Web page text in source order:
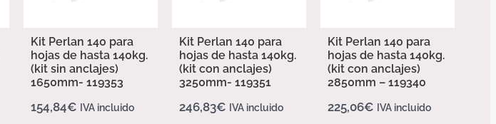
Kit Perlan 140 para
hojas de hasta 140kg.
(kit sin anclajes)
1650mm- 119353
154,84€ IVA incluido
Kit Perlan 140 para
hojas de hasta 140kg.
(kit con anclajes)
3250mm- 119351
246,83€ IVA incluido
Kit Perlan 140 para
hojas de hasta 140kg.
(kit con anclajes)
2850mm – 119340
225,06€ IVA incluido